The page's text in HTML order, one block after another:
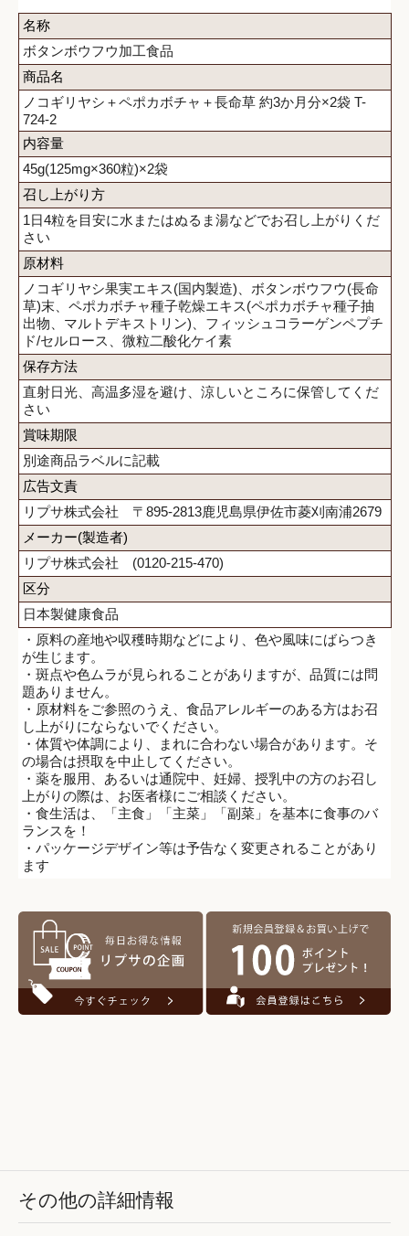
名称
ボタンボウフウ加工食品
商品名
ノコギリヤシ＋ペポカボチャ＋長命草 約3か月分×2袋 T-
724-2
内容量
45g(125mg×360粒)×2袋
召し上がり方
1日4粒を目安に水またはぬるま湯などでお召し上がりくだ
さい
原材料
ノコギリヤシ果実エキス(国内製造)、ボタンボウフウ(長命
草)末、ペポカボチャ種子乾燥エキス(ペポカボチャ種子抽
出物、マルトデキストリン)、フィッシュコラーゲンペプチ
ド/セルロース、微粒二酸化ケイ素
保存方法
直射日光、高温多湿を避け、涼しいところに保管してくだ
さい
賞味期限
別途商品ラベルに記載
広告文責
リプサ株式会社 〒895-2813鹿児島県伊佐市菱刈南浦2679
メーカー(製造者)
リプサ株式会社 (0120-215-470)
区分
日本製健康食品
・原料の産地や収穫時期などにより、色や風味にばらつき
が生じます。
・斑点や色ムラが見られることがありますが、品質には問
題ありません。
・原材料をご参照のうえ、食品アレルギーのある方はお召
し上がりにならないでください。
・体質や体調により、まれに合わない場合があります。そ
の場合は摂取を中止してください。
・薬を服用、あるいは通院中、妊婦、授乳中の方のお召し
上がりの際は、お医者様にご相談ください。
・食生活は、「主食」「主菜」「副菜」を基本に食事のバ
ランスを！
・パッケージデザイン等は予告なく変更されることがあり
ます
その他の詳細情報